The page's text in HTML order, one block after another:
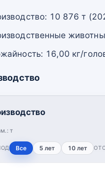
10 876 т
16,00 кг/
т
Все 5 лет 10 лет